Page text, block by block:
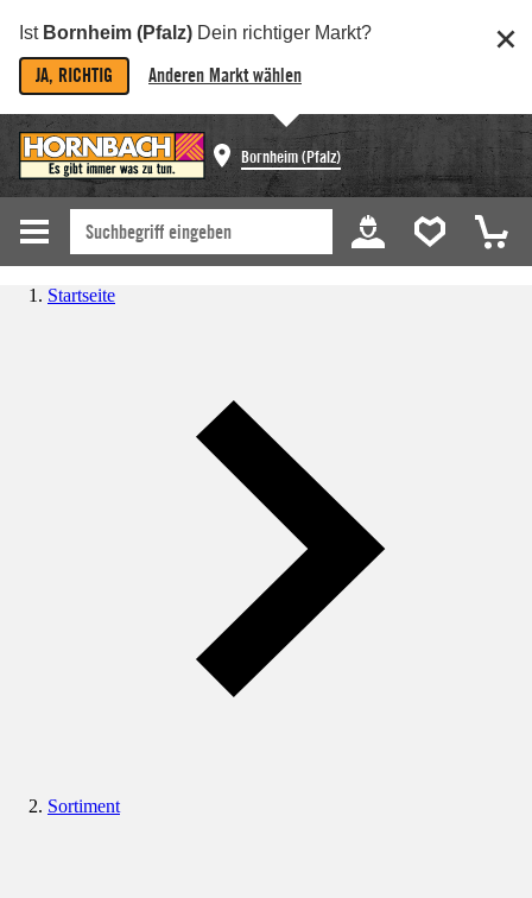
Ist Bornheim (Pfalz) Dein richtiger Markt?
JA, RICHTIG Anderen Markt wählen
Bornheim (Pfalz)
Startseite
Sortiment